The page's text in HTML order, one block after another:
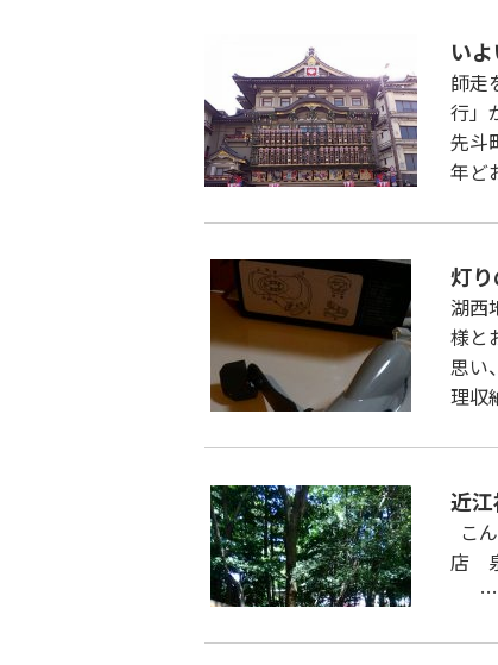
い
師走
行」
先斗
年
灯り
湖西
様と
思い
理収
近
こ
店
…